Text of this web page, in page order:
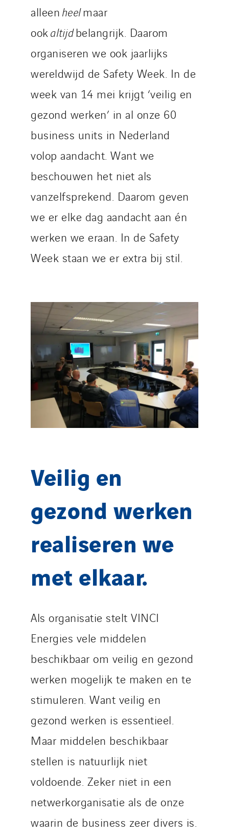
alleenheelmaar
ookaltijdbelangrijk. Daarom
organiseren we ook jaarlijks
wereldwijd de Safety Week. In de
week van 14 mei krijgt ‘veilig en
gezond werken’ in al onze 60
business units in Nederland
volop aandacht. Want we
beschouwen het niet als
vanzelfsprekend. Daarom geven
we er elke dag aandacht aan én
werken we eraan. In de Safety
Week staan we er extra bij stil.
Veilig en
gezond werken
realiseren we
met elkaar.
Als organisatie stelt VINCI
Energies vele middelen
beschikbaar om veilig en gezond
werken mogelijk te maken en te
stimuleren. Want veilig en
gezond werken is essentieel.
Maar middelen beschikbaar
stellen is natuurlijk niet
voldoende. Zeker niet in een
netwerkorganisatie als de onze
waarin de business zeer divers is.
Portugal
Slovakia
Spain
Sweden
Switzerland
United Kingdom